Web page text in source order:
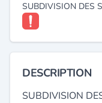
SUBDIVISION DES
DESCRIPTION
SUBDIVISION